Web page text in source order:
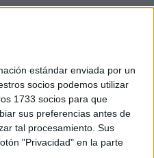
estándar enviada por un
socios podemos utilizar
1733 socios para que
sus preferencias antes de
tal procesamiento. Sus
"Privacidad" en la parte